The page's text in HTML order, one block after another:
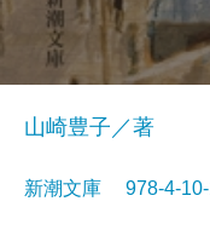
山崎豊子／著
新潮文庫 978-4-